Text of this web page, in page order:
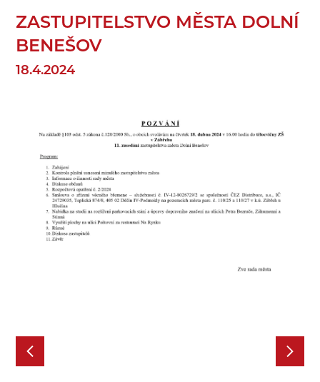
ZASTUPITELSTVO MĚSTA DOLNÍ
BENEŠOV
18.4.2024